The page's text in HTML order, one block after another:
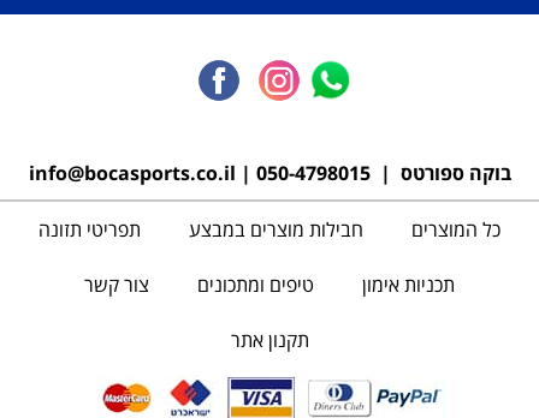
בוקה ספורטס | 050-4798015
|
info@bocasports.co.il
כל המוצרים חבילות מוצרים במבצע תפריטי תזונה
תכניות אימון טיפים ומתכונים צור קשר
תקנון אתר